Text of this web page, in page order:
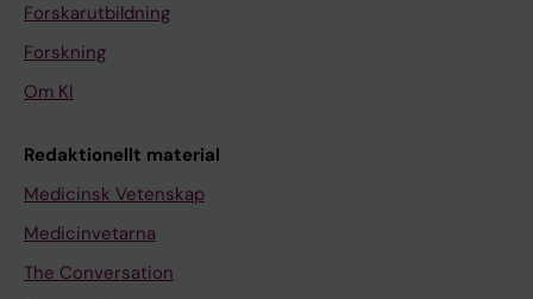
Forskarutbildning
Forskning
Om KI
Redaktionellt material
Medicinsk Vetenskap
Medicinvetarna
The Conversation